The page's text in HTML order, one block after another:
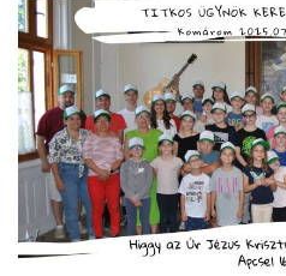
KEZDŐLAP